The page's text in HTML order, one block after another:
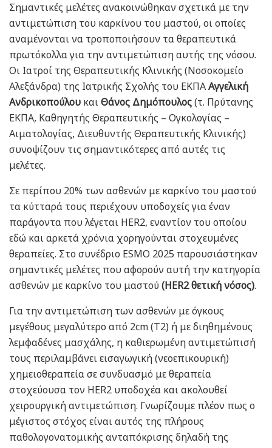
Σημαντικές μελέτες ανακοινώθηκαν σχετικά με την
αντιμετώπιση του καρκίνου του μαστού, οι οποίες
αναμένονται να τροποποιήσουν τα θεραπευτικά
πρωτόκολλα για την αντιμετώπιση αυτής της νόσου.
Οι Ιατροί της Θεραπευτικής Κλινικής (Νοσοκομείο
Αλεξάνδρα) της Ιατρικής Σχολής του ΕΚΠΑΑγγελική
Ανδρικοπούλου καιΘάνος Δημόπουλος(τ. Πρύτανης
ΕΚΠΑ, Καθηγητής Θεραπευτικής – Ογκολογίας –
Αιματολογίας, Διευθυντής Θεραπευτικής Κλινικής)
συνοψίζουν τις σημαντικότερες από αυτές τις
μελέτες.
Σε περίπου 20% των ασθενών με καρκίνο του μαστού
τα κύτταρά τους περιέχουν υποδοχείς για έναν
παράγοντα που λέγεται HER2, εναντίον του οποίου
εδώ και αρκετά χρόνια χορηγούνται στοχευμένες
θεραπείες. Στο συνέδριο ESMO 2025 παρουσιάστηκαν
σημαντικές μελέτες που αφορούν αυτή την κατηγορία
ασθενών με καρκίνο του μαστού (HER2 θετική νόσος).
Για την αντιμετώπιση των ασθενών με όγκους
μεγέθους μεγαλύτερο από 2cm (Τ2) ή με διηθημένους
λεμφαδένες μασχάλης, η καθιερωμένη αντιμετώπισή
τους περιλαμβάνει εισαγωγική (νεοεπικουρική)
χημειοθεραπεία σε συνδυασμό με θεραπεία
στοχεύουσα τον HER2 υποδοχέα και ακολουθεί
χειρουργική αντιμετώπιση. Γνωρίζουμε πλέον πως ο
μέγιστος στόχος είναι αυτός της πλήρους
παθολογονατομικής ανταπόκρισης δηλαδή της